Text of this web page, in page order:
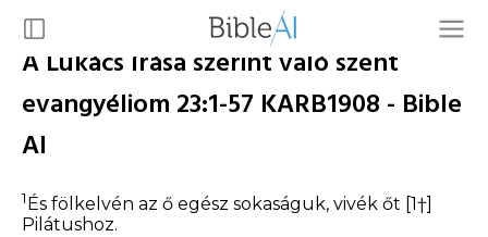
A Lukács írása szerint való szent
evangyéliom 23:1-57 KARB1908 - Bible
AI
1És fölkelvén az ő egész sokaságuk, vivék őt [1†]
Pilátushoz.